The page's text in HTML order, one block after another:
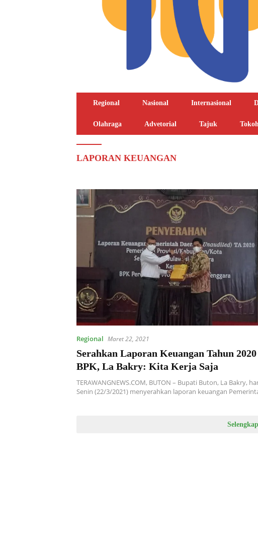
Regional Nasional Internasional
Olahraga Advetorial Tajuk
LAPORAN KEUANGAN
Regional Maret 22, 2021
Serahkan Laporan Keuangan Tahun
BPK, La Bakry: Kita Kerja Saja
TERAWANGNEWS.COM, BUTON – Bupati Buton, La Bakry,
Senin (22/3/2021) menyerahkan laporan keuangan